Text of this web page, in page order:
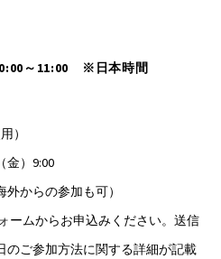
～11:00 ※日本時間
）
金）9:00
からの参加も可）
ームからお申込みください。送信
のご参加方法に関する詳細が記載